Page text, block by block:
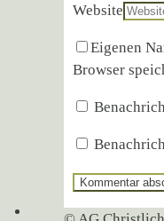
Website
Eigenen
Browser